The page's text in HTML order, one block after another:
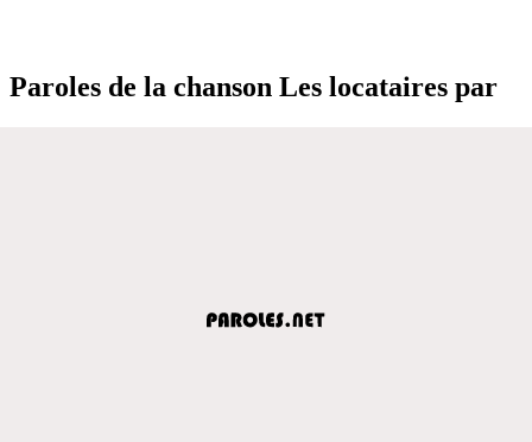
Paroles de la chanson Les locataires par